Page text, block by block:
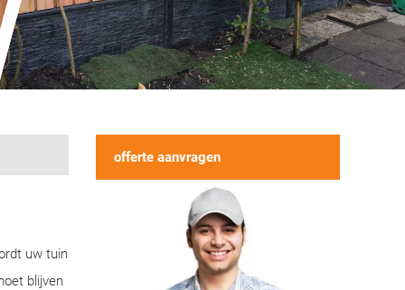
uw tuin
blijven
offerte aanvragen